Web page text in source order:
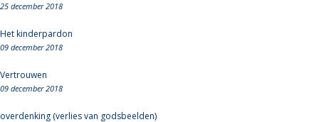
25 december 2018
Het kinderpardon
09 december 2018
Vertrouwen
09 december 2018
overdenking (verlies van godsbeelden)